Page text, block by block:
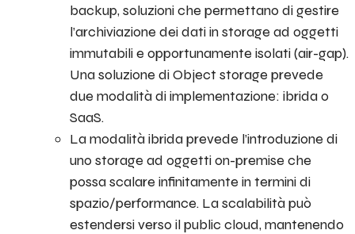
backup, soluzioni che permettano di gestire
l’archiviazione dei dati in storage ad oggetti
immutabili e opportunamente isolati (air-gap).
Una soluzione di Object storage prevede
due modalità di implementazione: ibrida o
SaaS.
La modalità ibrida prevede l’introduzione di
uno storage ad oggetti on-premise che
possa scalare infinitamente in termini di
spazio/performance. La scalabilità può
estendersi verso il public cloud, mantenendo